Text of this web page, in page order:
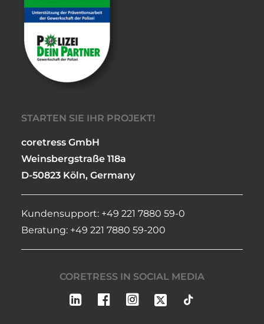
STARTEN SIE IHR PROJEKT!
coretress GmbH
Weinsbergstraße 118a
D-50823 Köln, Germany
Kundensupport: +49 221 7880 59-0
Beratung: +49 221 7880 59-200
CORETRESS IN SOCIAL MEDIA